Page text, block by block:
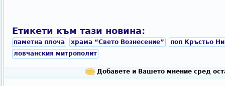
Етикети към тази новина:
паметна плоча храма “Свето Вознесение”
поп Кръстьо
ловчанския митрополит
Добавете и Вашето мнение сред